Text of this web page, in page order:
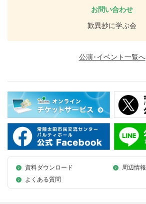
お問い合わせ
歎異抄に学ぶ会
公演･イベント一覧へ
資料ダウンロード
周辺情報
よくある質問